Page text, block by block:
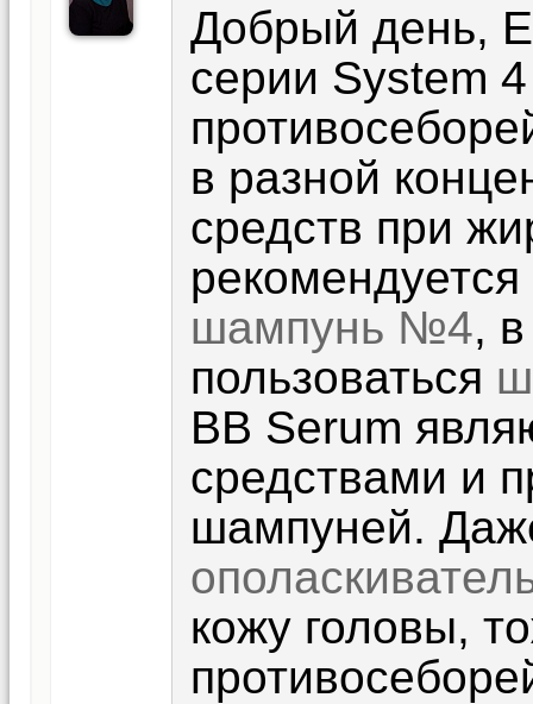
Добрый день,
серии System
в разной
средств при
рекомендуется
шампунь №4,
пользоваться
ВВ Serum
средствами и
шампуней.
кожу головы,